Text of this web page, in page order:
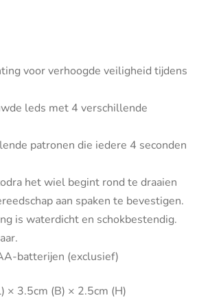
voor verhoogde veiligheid tijdens
leds met 4 verschillende
patronen die iedere 4 seconden
het wiel begint rond te draaien
aan spaken te bevestigen.
is waterdicht en schokbestendig.
batterijen (exclusief)
× 3.5cm (B) × 2.5cm (H)